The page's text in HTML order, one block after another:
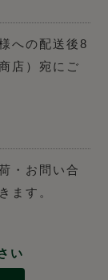
への配送後8
店）宛にご
・お問い合
ます。
い